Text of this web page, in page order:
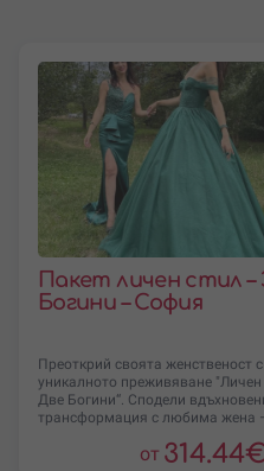
Пакет личен стил –
Богини – София
Преоткрий своята женственост с
уникалното преживяване "Личен
Две Богини“. Сподели
трансформация с любима жена
от 314.44€